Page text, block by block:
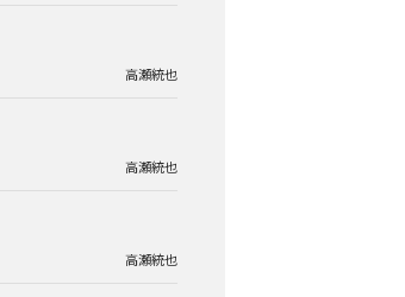
高瀬統也
高瀬統也
高瀬統也